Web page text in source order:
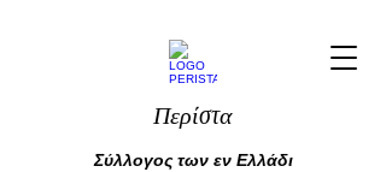
Περίστα
Σύλλογος των εν Ελλάδι